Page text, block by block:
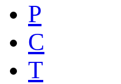
Р
С
Т